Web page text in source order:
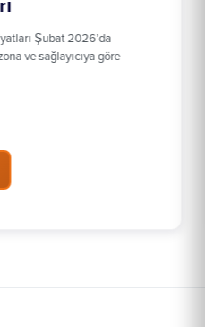
Şubat 2026’da
ve sağlayıcıya göre